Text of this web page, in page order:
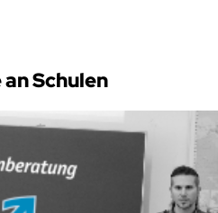
Schulen